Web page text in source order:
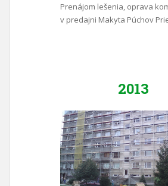
Prenájom lešenia, oprava
v predajni Makyta Púchov
2013